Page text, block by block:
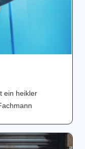
ein heikler